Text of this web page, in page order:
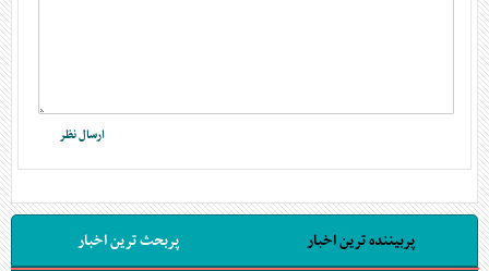
پربیننده ترین اخبار پربحث ترین اخبار